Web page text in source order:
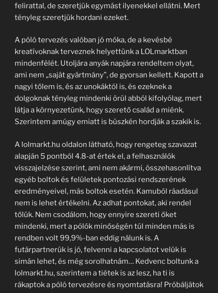
felirattal, de szeretjük egymást ilyenekkel ellátni. Mert
tényleg szeretjük hordani ezeket.
A póló tervezés valóban jó móka, de a kevésbé
kreatívoknak terveznek helyettünk a LOLmarktban
mindenfélét. Utoljára anyák napjára rendeltem olyat,
ami nem „saját gyártmány”, de gyorsan kellett. Kapott a
nagyi tőlem is, és az unokáktól is, és ezeknek a
dolgoknak tényleg mindenki örül abból kifolyólag, mert
látja a környezetünk, hogy szerető család a miénk.
Szerintem amúgy emiatt is büszkén hordják a szakik is.
A lolmarkt.hu oldalon látható, hogy rengeteg szavazat
alapján 5 pontból 4.8-at értek el, a felhasználók
visszajelzése szerint, ami nem akármi, összehasonlítva
egyéb boltok és felületek pontozási rendszerének
eredményeivel, más boltok esetén. Kamuból ráadásul
nem is lehet értékelni. Az adhat pontokat, aki rendel
tőlük. Nem csodálom, hogy ennyire szereti őket
mindenki, mert a pólók minőségén túl minden más is
rendben volt 99,9%-ban eddig nálunk is. A
futárpartnerük is jó, felvenni a kapcsolatot velük is
simán lehet, és még sorolhatnám… Kedvenc boltunk a
lolmarkt.hu, szerintem a tiétek is az lesz, ha ti is
rákaptok a póló tervezésre és nyomtatásra! Próbáljátok